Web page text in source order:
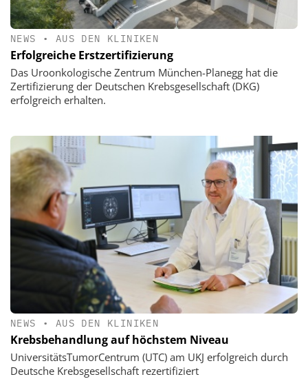
NEWS • AUS DEN KLINIKEN
Erfolgreiche Erstzertifizierung
Das Uroonkologische Zentrum München-Planegg hat die
Zertifizierung der Deutschen Krebsgesellschaft (DKG)
erfolgreich erhalten.
NEWS • AUS DEN KLINIKEN
Krebsbehandlung auf höchstem Niveau
UniversitätsTumorCentrum (UTC) am UKJ erfolgreich durch
Deutsche Krebsgesellschaft rezertifiziert